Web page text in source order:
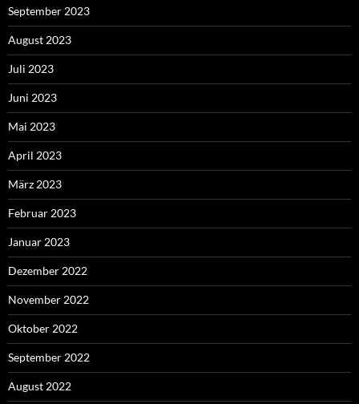
September 2023
August 2023
Juli 2023
Juni 2023
Mai 2023
April 2023
März 2023
Februar 2023
Januar 2023
Dezember 2022
November 2022
Oktober 2022
September 2022
August 2022